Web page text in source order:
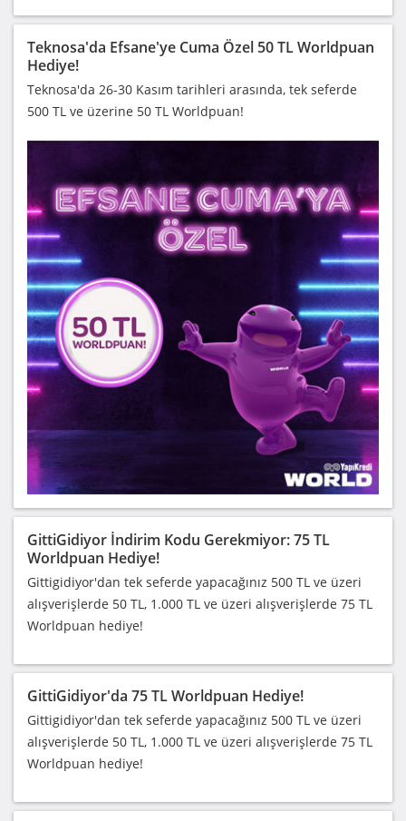
Teknosa'da Efsane'ye Cuma Özel 50 TL Worldpuan
Hediye!
Teknosa'da 26-30 Kasım tarihleri arasında, tek seferde
500 TL ve üzerine 50 TL Worldpuan!
GittiGidiyor İndirim Kodu Gerekmiyor: 75 TL
Worldpuan Hediye!
Gittigidiyor'dan tek seferde yapacağınız 500 TL ve üzeri
alışverişlerde 50 TL, 1.000 TL ve üzeri alışverişlerde 75 TL
Worldpuan hediye!
GittiGidiyor'da 75 TL Worldpuan Hediye!
Gittigidiyor'dan tek seferde yapacağınız 500 TL ve üzeri
alışverişlerde 50 TL, 1.000 TL ve üzeri alışverişlerde 75 TL
Worldpuan hediye!